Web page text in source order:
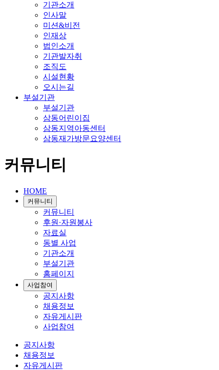
기관소개
인사말
미션&비전
인재상
법인소개
기관발자취
조직도
시설현황
오시는길
부설기관
부설기관
삼동어린이집
삼동지역아동센터
삼동재가방문요양센터
커뮤니티
HOME
커뮤니티
커뮤니티
후원·자원봉사
자료실
동별 사업
기관소개
부설기관
홈페이지
사업참여
공지사항
채용정보
자유게시판
사업참여
공지사항
채용정보
자유게시판